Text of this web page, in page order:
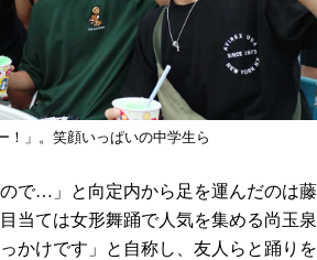
！」。笑顔いっぱいの中学生ら
で…」と向定内から足を運んだのは藤
当ては女形舞踊で人気を集める尚玉泉
かけです」と自称し、友人らと踊りを